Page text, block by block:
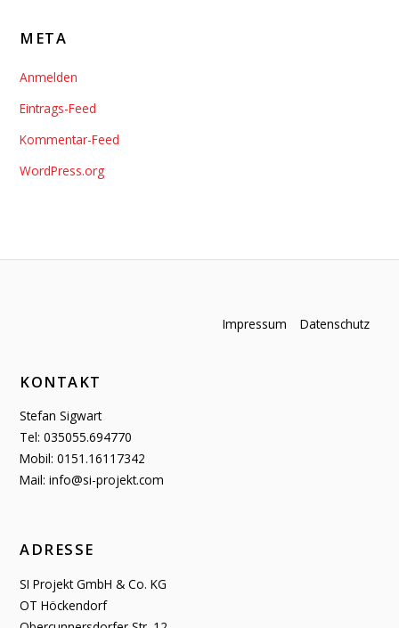
META
Anmelden
Eintrags-Feed
Kommentar-Feed
WordPress.org
Impressum Datenschutz
KONTAKT
Stefan Sigwart
Tel: 035055.694770
Mobil: 0151.16117342
Mail: info@si-projekt.com
ADRESSE
SI Projekt GmbH & Co. KG
OT Höckendorf